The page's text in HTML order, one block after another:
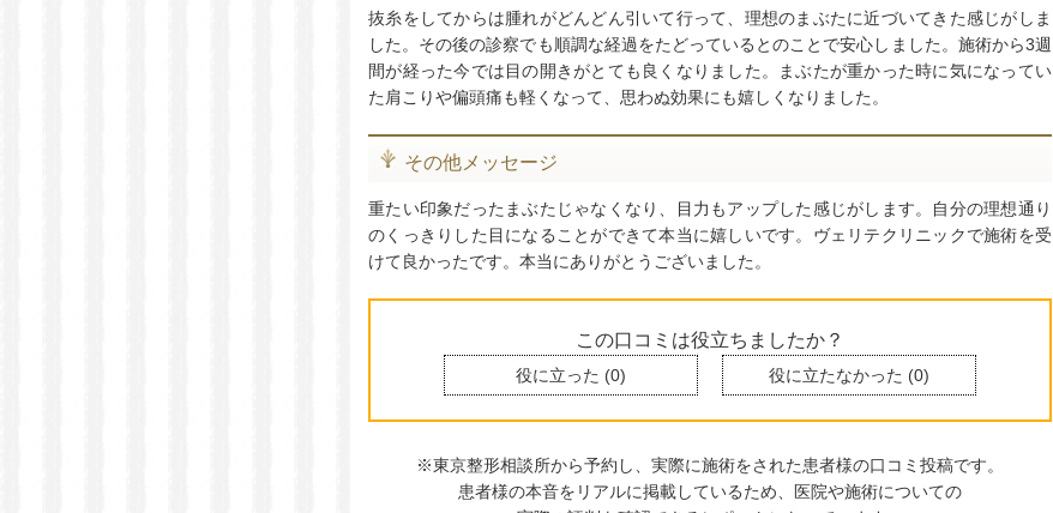
抜糸をしてからは腫れがどんどん引いて行って、理想のまぶたに近づいてきた感じがしま
した。その後の診察でも順調な経過をたどっているとのことで安心しました。施術から3週
間が経った今では目の開きがとても良くなりました。まぶたが重かった時に気になってい
た肩こりや偏頭痛も軽くなって、思わぬ効果にも嬉しくなりました。
その他メッセージ
重たい印象だったまぶたじゃなくなり、目力もアップした感じがします。自分の理想通り
のくっきりした目になることができて本当に嬉しいです。ヴェリテクリニックで施術を受
けて良かったです。本当にありがとうございました。
この口コミは役立ちましたか？
役に立った (0) 役に立たなかった (0)
※東京整形相談所から予約し、実際に施術をされた患者様の口コミ投稿です。
患者様の本音をリアルに掲載しているため、医院や施術についての